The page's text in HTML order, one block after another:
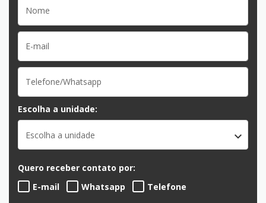
Escolha a unidade:
Escolha a unidade
Quero receber contato por:
E-mail
Whatsapp Telefone